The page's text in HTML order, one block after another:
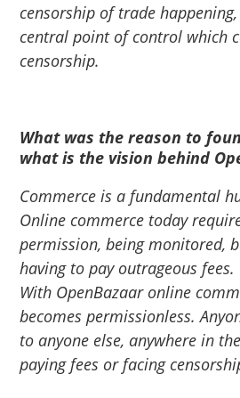
censorship of trade happening,
central point of control which
censorship.
What was the reason to
what is the vision behind
Commerce is a fundamental
Online commerce today
permission, being monitored,
having to pay outrageous fees.
With OpenBazaaronline
becomes permissionless.
to anyone else, anywhere in
paying fees or facing